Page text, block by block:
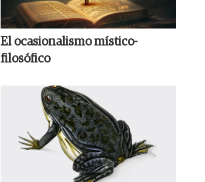
El ocasionalismo místico-
filosófico